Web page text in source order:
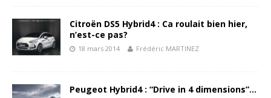
Citroën DS5 Hybrid4 : Ca roulait bien hier,
n’est-ce pas?
18 mars 2014 Frédéric MARTINEZ
Peugeot Hybrid4 : “Drive in 4 dimensions”…